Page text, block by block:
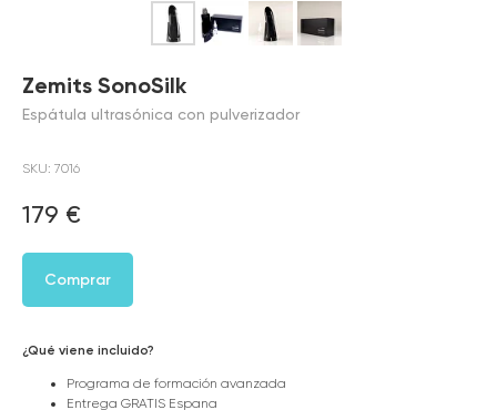
Zemits SonoSilk
Espátula ultrasónica con pulverizador
SKU: 7016
179 €
Comprar
¿Qué viene incluido?
Programa de formación avanzada
Entrega GRATIS Espana